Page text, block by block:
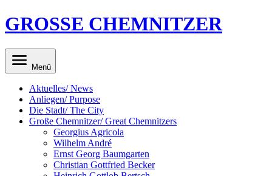
GROSSE CHEMNITZER
Menü
Aktuelles/ News
Anliegen/ Purpose
Die Stadt/ The City
Große Chemnitzer/ Great Chemnitzers
Georgius Agricola
Wilhelm André
Ernst Georg Baumgarten
Christian Gottfried Becker